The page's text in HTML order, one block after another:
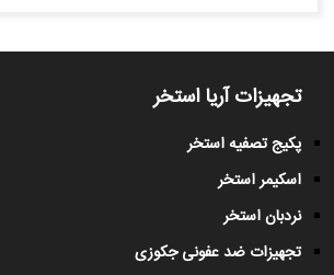
تجهیزات آریا استخر
پکیج تصفیه استخر
اسکیمر استخر
نردبان استخر
تجهیزات ضد عفونی جکوزی